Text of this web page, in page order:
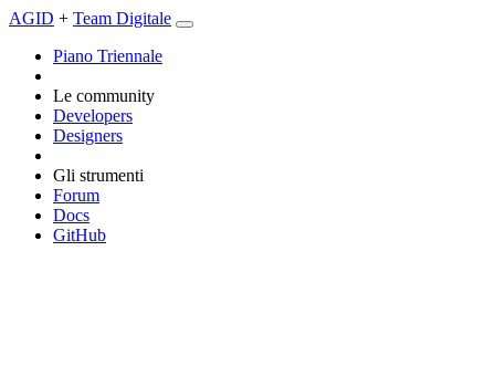
AGID + Team Digitale
Piano Triennale
Le community
Developers
Designers
Gli strumenti
Forum
Docs
GitHub